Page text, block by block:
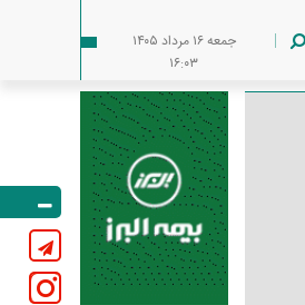
جمعه ۱۶ مرداد ۱۴۰۵
۱۶:۰۳